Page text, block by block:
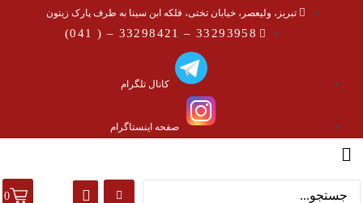
تبریز، ولیعصر، خیابان تختی، فلکه ابن سینا به طرف پارک زیتون
33293958 – 33298421 – ( 041)
کانال تلگرام
صفحه اینستاگرام
0